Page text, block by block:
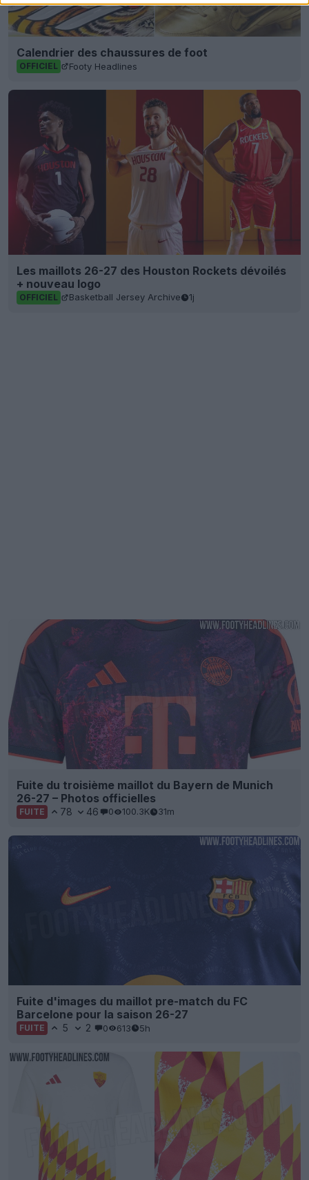
Calendrier des chaussures de foot
OFFICIEL Footy Headlines
Les maillots 26-27 des Houston Rockets dévoilés
+ nouveau logo
OFFICIEL Basketball Jersey Archive 1j
Fuite du troisième maillot du Bayern de Munich
26-27 – Photos officielles
FUITE 78 46 0 100.3K 31m
Fuite d'images du maillot pre-match du FC
Barcelone pour la saison 26-27
FUITE 5 2 0 613 5h